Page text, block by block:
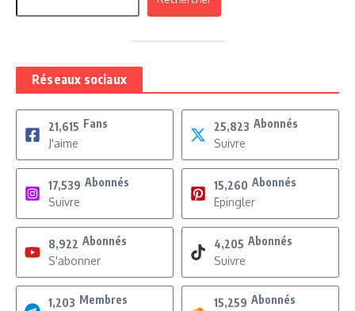
Réseaux sociaux
21,615 Fans
J'aime
25,823 Abonnés
Suivre
17,539 Abonnés
Suivre
15,260 Abonnés
Epingler
8,922 Abonnés
S'abonner
4,205 Abonnés
Suivre
1,203 Membres
15,259 Abonnés